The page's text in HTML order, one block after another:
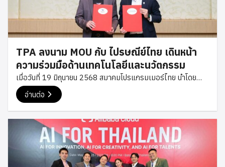
เทคโนโลยี เพื่อสนับสนุนการพัฒนาองค์ความรู้ การสร้างโอกาส
ใหม่ ๆ ให้กับนักพัฒนาไทย และร่วมกันผลักดันระบบนิเวศด้าน
เทคโนโลยีของประเทศให้เติบโตอย่างต่อเนื่อง สมาคม
อย่างอบอุ่น และขออวยพรให้ปีใหม่นี้เป็นปีแห่งความสำเร็จและการ
เติบโตอย่างต่อเนื่อง #TPA #ThaiProgrammer #Bitkub
#TechCommunity
TPA ลงนาม MOU กับ ไปรษณีย์ไทย เดินหน้า
ความร่วมมือด้านเทคโนโลยีและนวัตกรรม
เมื่อวันที่ 19 มิถุนายน 2568 สมาคมโปรแกรมเมอร์ไทย นำโดย
คุณเซฟ พงษ์ศิริ นายกสมาคม และ คุณโม กฤษฎา กรรมการ
สมาคม เข้าร่วมพิธีลงนามบันทึกข้อตกลงความร่วมมือ (MOU) กับ
บริษัท ไปรษณีย์ไทย จำกัด โดยมี ดร.ดนันท์ สุภัทรพันธุ์ กรรมการผู้
จัดการใหญ่ พร้อมทีมผู้บริหารให้การต้อนรับและร่วมลงนามในครั้ง
นี้ ความร่วมมือดังกล่าวมีวัตถุประสงค์เพื่อส่งเสริมการพัฒนา
เทคโนโลยีและนวัตกรรมด้านดิจิทัล รวมถึงการแลกเปลี่ยนองค์
ความรู้ระหว่างภาคเทคโนโลยีและภาคธุรกิจ เพื่อยกระดับศักยภาพ
อ่านต่อ